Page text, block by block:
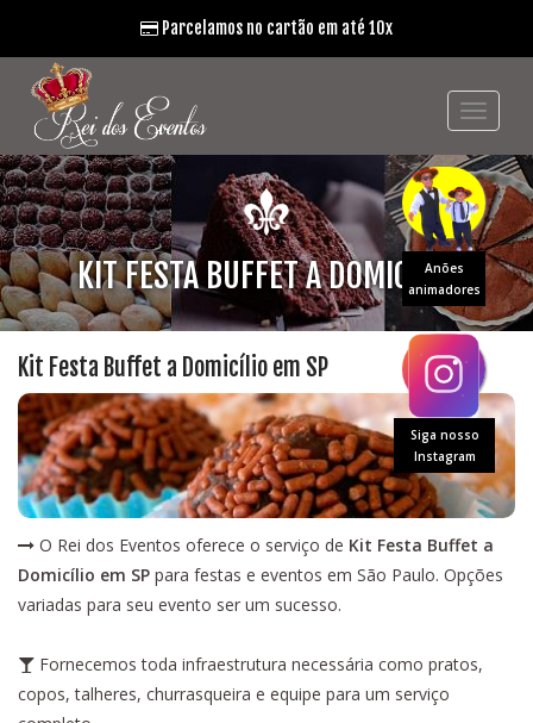
Anões
animadores
Siga nosso
Instagram
Parcelamos no cartão em até 10x
KIT FESTA BUFFET A DOMICÍLIO
Kit Festa Buffet a Domicílio em SP
O Rei dos Eventos oferece o serviço de Kit Festa Buffet a
Domicílio em SP para festas e eventos em São Paulo. Opções
variadas para seu evento ser um sucesso.
Fornecemos toda infraestrutura necessária como pratos,
copos, talheres, churrasqueira e equipe para um serviço